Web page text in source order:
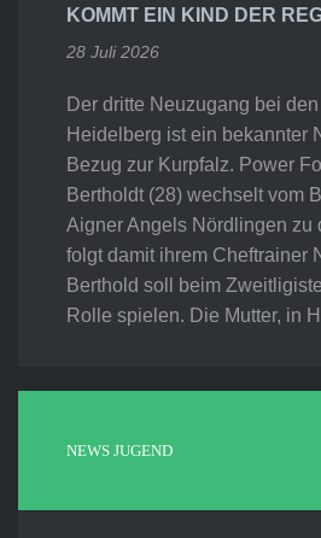
KOMMT EIN KIND DER
28 Juli 2026
Der dritte Neuzugang bei
Heidelberg ist ein bekannter
Bezug zur Kurpfalz. Power
Bertholdt (28) wechselt vom
Aigner Angels Nördlingen zu
folgt damit ihrem Cheftrainer
Berthold soll beim
Rolle spielen. Die Mutter, in
NEWS JUGEND